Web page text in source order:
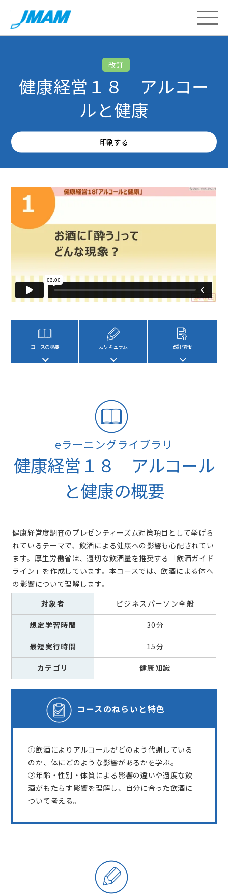
改訂
健康経営１８ アルコー
ルと健康
印刷する
コースの概要 カリキュラム 改訂情報
eラーニングライブラリ
健康経営１８ アルコール
と健康の概要
健康経営度調査のプレゼンティーズム対策項目として挙げら
れているテーマで、飲酒による健康への影響も心配されてい
ます。厚生労働省は、適切な飲酒量を推奨する「飲酒ガイド
ライン」を作成しています。本コースでは、飲酒による体へ
の影響について理解します。
対象者
ビジネスパーソン全般
想定学習時間 30分
最短実行時間 15分
カテゴリ 健康知識
コースのねらいと特色
①飲酒によりアルコールがどのよう代謝している
のか、体にどのような影響があるかを学ぶ。
②年齢・性別・体質による影響の違いや過度な飲
酒がもたらす影響を理解し、自分に合った飲酒に
ついて考える。